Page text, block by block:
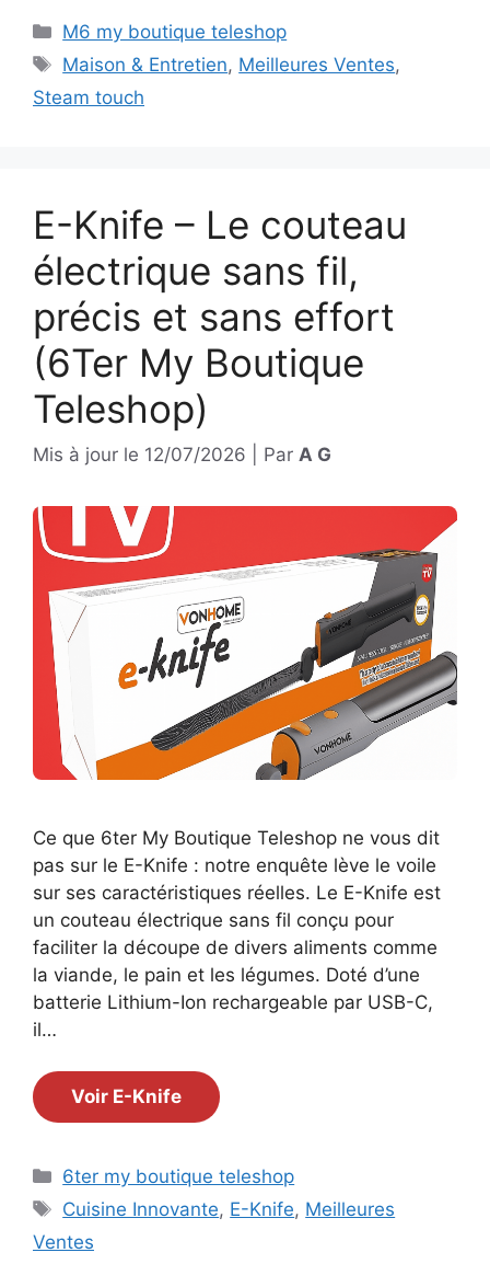
Catégories
M6 my boutique teleshop
Étiquettes
Maison & Entretien, Meilleures Ventes,
Steam touch
E-Knife – Le couteau
électrique sans fil,
précis et sans effort
(6Ter My Boutique
Teleshop)
Mis à jour le 12/07/2026 Par A G
Ce que 6ter My Boutique Teleshop ne vous dit
pas sur le E-Knife : notre enquête lève le voile
sur ses caractéristiques réelles. Le E-Knife est
un couteau électrique sans fil conçu pour
faciliter la découpe de divers aliments comme
la viande, le pain et les légumes. Doté d’une
batterie Lithium-Ion rechargeable par USB-C,
il…
Voir E-Knife
Catégories
6ter my boutique teleshop
Étiquettes
Cuisine Innovante, E-Knife, Meilleures
Ventes